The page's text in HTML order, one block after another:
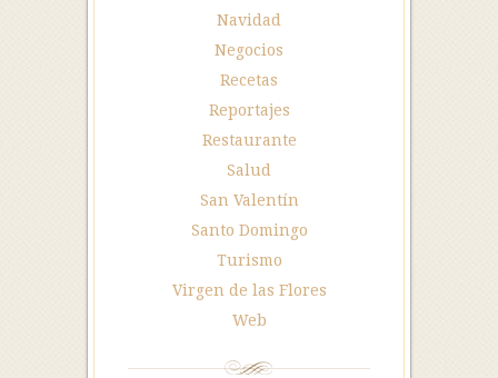
Navidad
Negocios
Recetas
Reportajes
Restaurante
Salud
San Valentín
Santo Domingo
Turismo
Virgen de las Flores
Web